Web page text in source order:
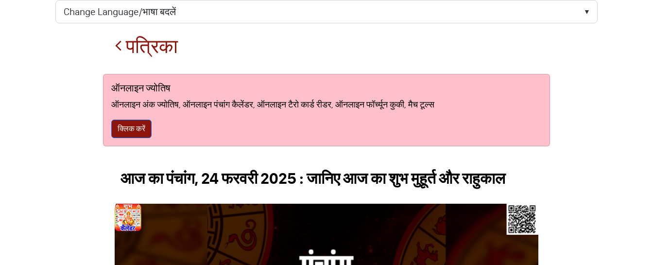
पत्रिका
ऑनलाइन ज्योतिष
ऑनलाइन अंक ज्योतिष, ऑनलाइन पंचांग कैलेंडर, ऑनलाइन टैरो कार्ड रीडर, ऑनलाइन फॉर्च्यून कुकी, मैच टूल्स
क्लिक करें
आज का पंचांग, 24 फरवरी 2025 : जानिए आज का शुभ मुहूर्त और राहुकाल